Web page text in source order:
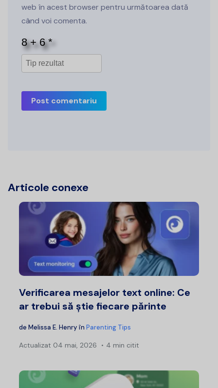
web în acest browser pentru următoarea dată
când voi comenta.
Post comentariu
Articole conexe
Verificarea mesajelor text online: Ce
ar trebui să știe fiecare părinte
de Melissa E. Henry în Parenting Tips
Actualizat 04 mai, 2026 4 min citit